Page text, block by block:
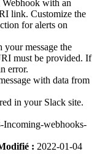
Webhook with an
link. Customize the
for alerts on
message the
must be provided. If
error.
with data from
in your Slack site.
Incoming-webhooks-
: 2022-01-04